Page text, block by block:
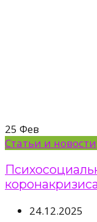
25 Фев
Статьи и новости
24.12.2025